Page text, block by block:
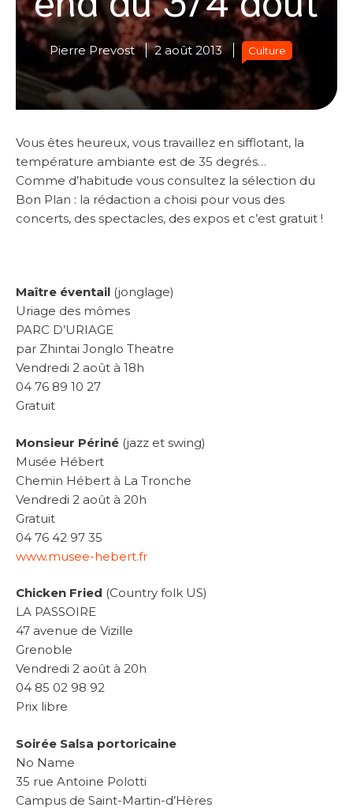
Pierre Prevost 2 août 2013 Culture
Vous êtes heureux, vous travaillez en sifflotant, la
température ambiante est de 35 degrés…
Comme d’habitude vous consultez la sélection du
Bon Plan : la rédaction a choisi pour vous des
concerts, des spectacles, des expos et c’est gratuit !
Maître éventail (jonglage)
Uriage des mômes
PARC D’URIAGE
par Zhintai Jonglo Theatre
Vendredi 2 août à 18h
04 76 89 10 27
Gratuit
Monsieur Périné (jazz et swing)
Musée Hébert
Chemin Hébert à La Tronche
Vendredi 2 août à 20h
Gratuit
04 76 42 97 35
www.musee-hebert.fr
Chicken Fried (Country folk US)
LA PASSOIRE
47 avenue de Vizille
Grenoble
Vendredi 2 août à 20h
04 85 02 98 92
Prix libre
Soirée Salsa portoricaine
No Name
35 rue Antoine Polotti
Campus de Saint-Martin-d’Hères